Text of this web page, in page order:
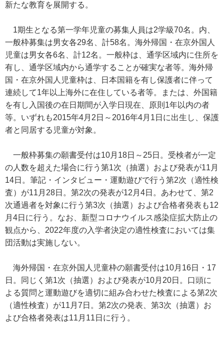
新たな教育を展開する。
1期生となる第一学年児童の募集人員は2学級70名。内、
一般枠募集は男女各29名、計58名。海外帰国・在京外国人
児童は男女各6名、計12名。一般枠は、通学区域内に住所を
有し、通学区域内から通学することが確実な者等。海外帰
国・在京外国人児童枠は、日本国籍を有し保護者に伴って
連続して1年以上海外に在住している者等。または、外国籍
を有し入国後の在日期間が入学日現在、原則1年以内の者
等。いずれも2015年4月2日～2016年4月1日に出生し、保護
者と同居する児童が対象。
一般枠募集の願書受付は10月18日～25日。受検者が一定
の人数を超えた場合に行う第1次（抽選）および発表が11月
14日。筆記・インタビュー・運動遊びで行う第2次（適性検
査）が11月28日。第2次の発表が12月4日。あわせて、第2
次通過者を対象に行う第3次（抽選）および合格者発表も12
月4日に行う。なお、新型コロナウイルス感染症拡大防止の
観点から、2022年度の入学者決定の適性検査においては集
団活動は実施しない。
海外帰国・在京外国人児童枠の願書受付は10月16日・17
日。同じく第1次（抽選）および発表が10月20日。口頭に
よる質問と運動遊びを適切に組み合わせた検査による第2次
（適性検査）が11月7日。第2次の発表、第3次（抽選）お
よび合格者発表は11月11日に行う。